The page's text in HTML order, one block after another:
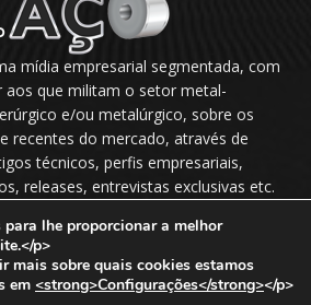
mídia empresarial segmentada, com
que militam o setor metal-
e/ou metalúrgico, sobre os
recentes do mercado, através de
técnicos, perfis empresariais,
releases, entrevistas exclusivas etc.
do Aço. Todos os direitos reservados.
lhe proporcionar a melhor
p>
mais sobre quais cookies estamos
em <strong>Configurações</strong></p>